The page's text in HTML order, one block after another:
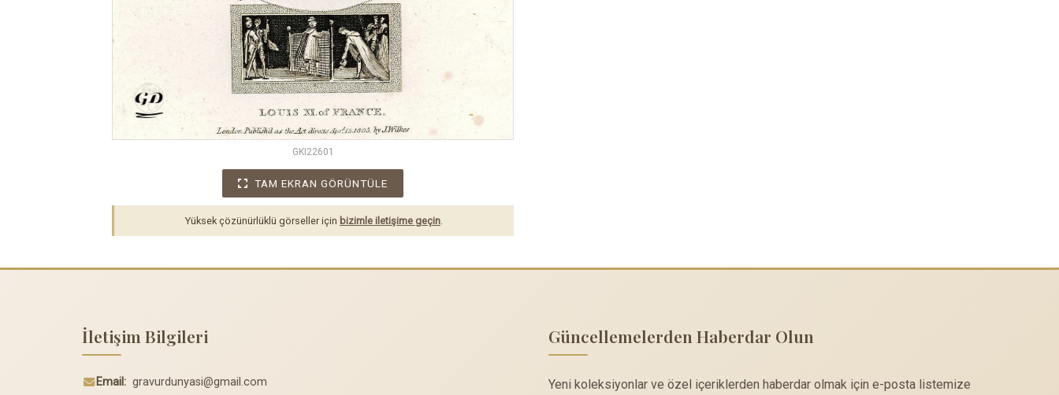
GKI22601
TAM EKRAN GÖRÜNTÜLE
Yüksek çözünürlüklü görseller için bizimle iletişime geçin
İletişim Bilgileri
Email: gravurdunyasi@gmail.com
Güncellemelerden Haberdar Olun
Yeni koleksiyonlar ve özel içeriklerden haberdar olmak için e-posta listemize